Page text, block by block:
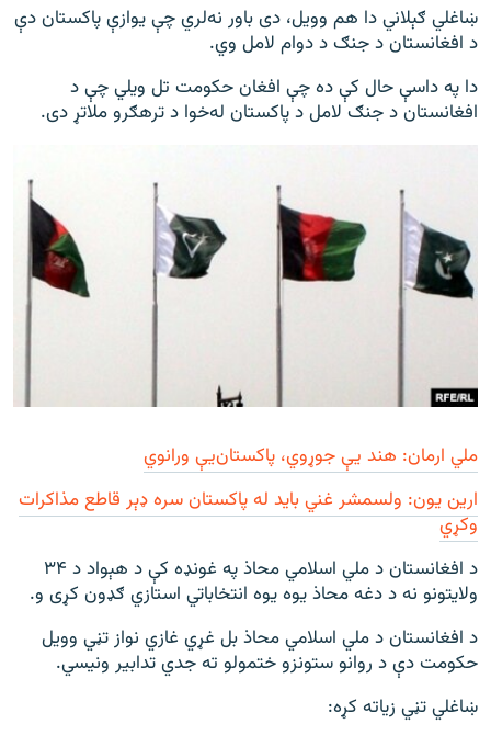
ښاغلي ګېلاني دا هم وویل، دی باور نه‌لري چې یوازې پاکستان دې
د افغانستان د جنګ د دوام لامل وي.
دا په داسې حال کې ده چې افغان حکومت تل ویلي چې د
افغانستان د جنګ لامل د پاکستان له‌خوا د ترهګرو ملاتړ دی.
ملي ارمان: هند یې جوړوي، پاکستان‌یې ورانوي
ارین یون: ولسمشر غني باید له پاکستان سره ډېر قاطع مذاکرات
وکړي
د افغانستان د ملي اسلامي محاذ په غونډه کې د هېواد د ۳۴
ولایتونو نه د دغه محاذ یوه یوه انتخاباتي استازي ګډون کړی و.
د افغانستان د ملي اسلامي محاذ بل غړي غازي نواز تڼي وویل
حکومت دې د روانو ستونزو ختمولو ته جدي تدابیر ونیسي.
ښاغلي تڼي زیاته کړه: